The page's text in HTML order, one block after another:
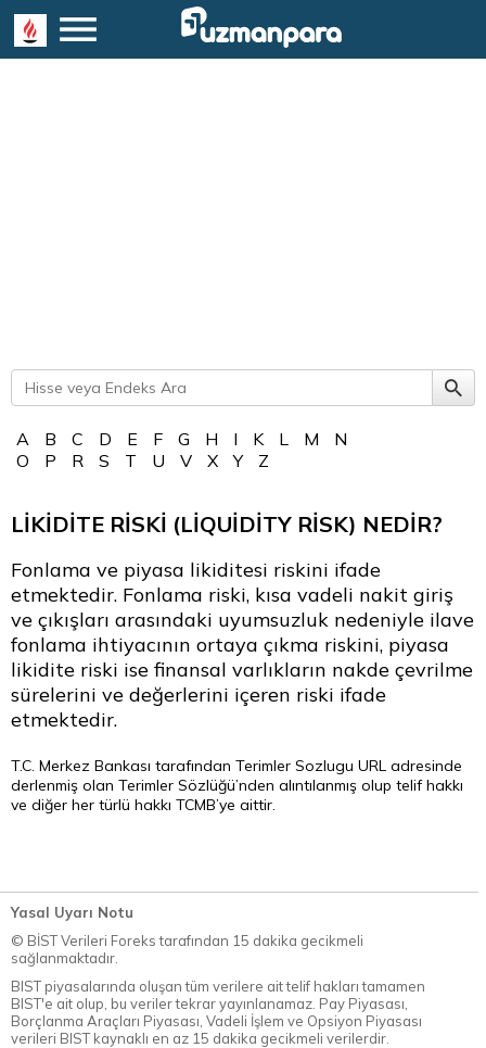
A B C D E F G H I K L M
N
O
P R S T U V X Y Z
LİKİDİTE RİSKİ (LİQUİDİTY RİSK) NEDİR?
Fonlama ve piyasa likiditesi riskini ifade
etmektedir. Fonlama riski, kısa vadeli nakit giriş
ve çıkışları arasındaki uyumsuzluk nedeniyle ilave
fonlama ihtiyacının ortaya çıkma riskini, piyasa
likidite riski ise finansal varlıkların nakde çevrilme
sürelerini ve değerlerini içeren riski ifade
etmektedir.
T.C. Merkez Bankası tarafından Terimler Sozlugu URL adresinde
derlenmiş olan Terimler Sözlüğü’nden alıntılanmış olup telif hakkı
ve diğer her türlü hakkı TCMB’ye aittir.
Yasal Uyarı Notu
© BİST Verileri Foreks tarafından 15 dakika gecikmeli
sağlanmaktadır.
BIST piyasalarında oluşan tüm verilere ait telif hakları tamamen
BIST'e ait olup, bu veriler tekrar yayınlanamaz. Pay Piyasası,
Borçlanma Araçları Piyasası, Vadeli İşlem ve Opsiyon Piyasası
verileri BIST kaynaklı en az 15 dakika gecikmeli verilerdir.